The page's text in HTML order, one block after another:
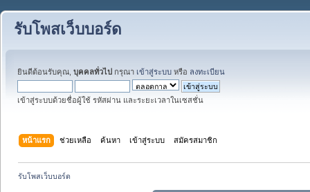
รับโพสเว็บบอร์ด
ยินดีต้อนรับคุณ, บุคคลทั่วไป กรุณา เข้าสู่ระบบ หรือ ลงทะเบียน
เข้าสู่ระบบด้วยชื่อผู้ใช้ รหัสผ่าน และระยะเวลาในเซสชั่น
หน้าแรก ช่วยเหลือ ค้นหา เข้าสู่ระบบ สมัครสมาชิก
รับโพสเว็บบอร์ด